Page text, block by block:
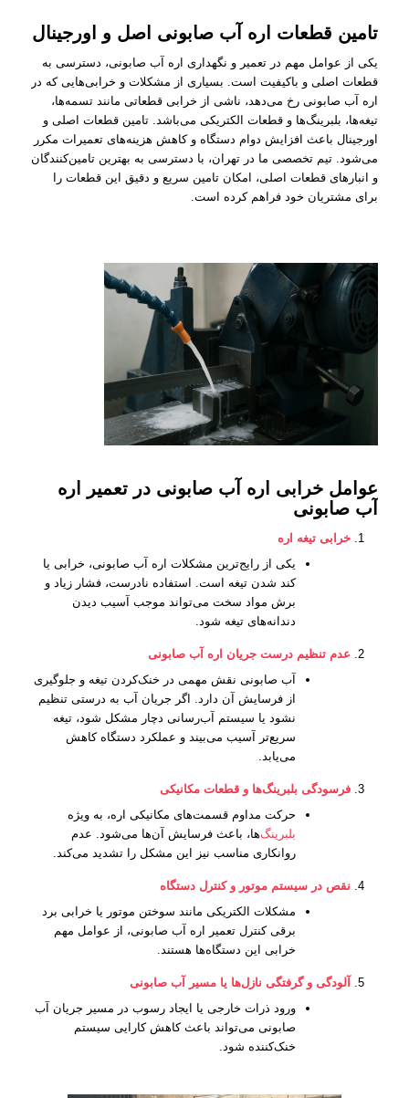
تامین قطعات اره آب صابونی اصل و اورجینال
یکی از عوامل مهم در تعمیر و نگهداری اره آب صابونی، دسترسی به
قطعات اصلی و باکیفیت است. بسیاری از مشکلات و خرابی‌هایی که در
اره آب صابونی رخ می‌دهد، ناشی از خرابی قطعاتی مانند تسمه‌ها،
تیغه‌ها، بلبرینگ‌ها و قطعات الکتریکی می‌باشد. تامین قطعات اصلی و
اورجینال باعث افزایش دوام دستگاه و کاهش هزینه‌های تعمیرات مکرر
می‌شود. تیم تخصصی ما در تهران، با دسترسی به بهترین تامین‌کنندگان
و انبارهای قطعات اصلی، امکان تامین سریع و دقیق این قطعات را
برای مشتریان خود فراهم کرده است.
عوامل خرابی اره آب صابونی در تعمیر اره
آب صابونی
خرابی تیغه اره
یکی از رایج‌ترین مشکلات اره آب صابونی، خرابی یا
کند شدن تیغه است. استفاده نادرست، فشار زیاد و
برش مواد سخت می‌تواند موجب آسیب دیدن
دندانه‌های تیغه شود.
عدم تنظیم درست جریان اره آب صابونی
آب صابونی نقش مهمی در خنک‌کردن تیغه و جلوگیری
از فرسایش آن دارد. اگر جریان آب به درستی تنظیم
نشود یا سیستم آب‌رسانی دچار مشکل شود، تیغه
سریع‌تر آسیب می‌بیند و عملکرد دستگاه کاهش
می‌یابد.
فرسودگی بلبرینگ‌ها و قطعات مکانیکی
حرکت مداوم قسمت‌های مکانیکی اره، به ویژه
بلبرینگ‌ها، باعث فرسایش آن‌ها می‌شود. عدم
روانکاری مناسب نیز این مشکل را تشدید می‌کند.
نقص در سیستم موتور و کنترل دستگاه
مشکلات الکتریکی مانند سوختن موتور یا خرابی برد
برقی کنترل تعمیر اره آب صابونی، از عوامل مهم
خرابی این دستگاه‌ها هستند.
آلودگی و گرفتگی نازل‌ها یا مسیر آب صابونی
ورود ذرات خارجی یا ایجاد رسوب در مسیر جریان آب
صابونی می‌تواند باعث کاهش کارایی سیستم
خنک‌کننده شود.